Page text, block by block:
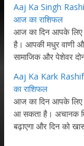
Aaj Ka Singh
आज का राशिफल
आज का दिन आपके
है। आपकी मधुर वाणी
सामाजिक और पेशेवर
Aaj Ka Kark
का राशिफल
आज का दिन आपके लिए
आ सकता है। अचानक
बढ़ाएगा और दिन को